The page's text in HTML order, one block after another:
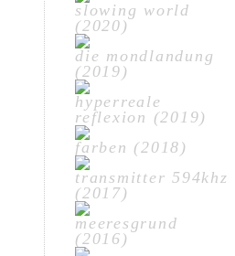
slowing world
(2020)
die mondlandung
(2019)
hyperreale
reflexion (2019)
farben (2018)
transmitter 594khz
(2017)
meeresgrund
(2016)